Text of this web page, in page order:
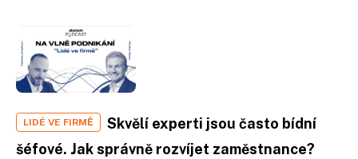
LIDÉ VE FIRMĚ
Skvělí experti jsou často bídní
šéfové. Jak správně rozvíjet zaměstnance?